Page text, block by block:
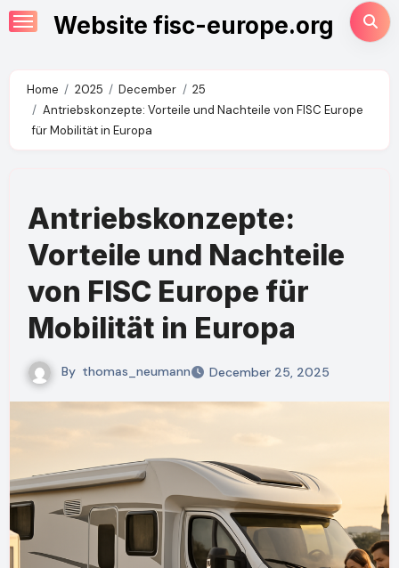
Skip
to
Website fisc-europe.org
Home 2025 December
25
Antriebskonzepte: Vorteile und Nachteile von FISC Europe
für Mobilität in Europa
Antriebskonzepte:
Vorteile und Nachteile
von FISC Europe für
Mobilität in Europa
By thomas_neumann December 25, 2025